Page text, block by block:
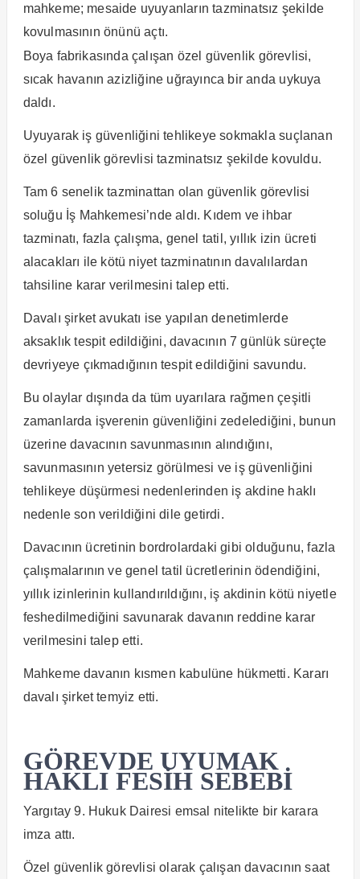
mahkeme; mesaide uyuyanların tazminatsız şekilde
kovulmasının önünü açtı.
Boya fabrikasında çalışan özel güvenlik görevlisi,
sıcak havanın azizliğine uğrayınca bir anda uykuya
daldı.
Uyuyarak iş güvenliğini tehlikeye sokmakla suçlanan
özel güvenlik görevlisi tazminatsız şekilde kovuldu.
Tam 6 senelik tazminattan olan güvenlik görevlisi
soluğu İş Mahkemesi’nde aldı. Kıdem ve ihbar
tazminatı, fazla çalışma, genel tatil, yıllık izin ücreti
alacakları ile kötü niyet tazminatının davalılardan
tahsiline karar verilmesini talep etti.
Davalı şirket avukatı ise yapılan denetimlerde
aksaklık tespit edildiğini, davacının 7 günlük süreçte
devriyeye çıkmadığının tespit edildiğini savundu.
Bu olaylar dışında da tüm uyarılara rağmen çeşitli
zamanlarda işverenin güvenliğini zedelediğini, bunun
üzerine davacının savunmasının alındığını,
savunmasının yetersiz görülmesi ve iş güvenliğini
tehlikeye düşürmesi nedenlerinden iş akdine haklı
nedenle son verildiğini dile getirdi.
Davacının ücretinin bordrolardaki gibi olduğunu, fazla
çalışmalarının ve genel tatil ücretlerinin ödendiğini,
yıllık izinlerinin kullandırıldığını, iş akdinin kötü niyetle
feshedilmediğini savunarak davanın reddine karar
verilmesini talep etti.
Mahkeme davanın kısmen kabulüne hükmetti. Kararı
davalı şirket temyiz etti.
GÖREVDE UYUMAK
HAKLI FESİH SEBEBİ
Yargıtay 9. Hukuk Dairesi emsal nitelikte bir karara
imza attı.
Özel güvenlik görevlisi olarak çalışan davacının saat